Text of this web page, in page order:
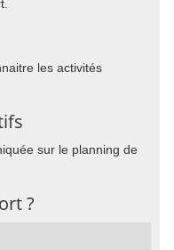
les activités
sur le planning de
?